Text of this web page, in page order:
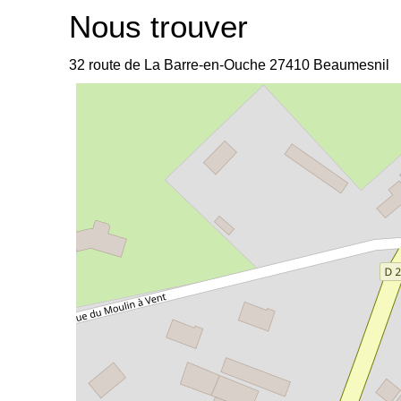
Nous trouver
32 route de La Barre-en-Ouche 27410 Beaumesnil